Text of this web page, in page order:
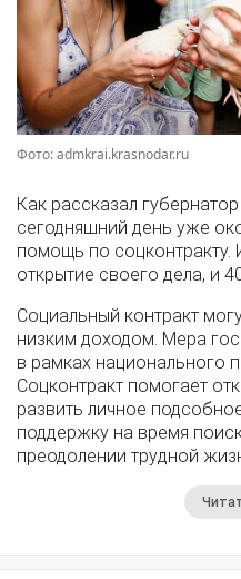
Фото: admkrai.krasnodar.ru
Как рассказал
сегодняшний день уже
помощь по соцконтракту.
открытие своего дела, и
Социальный контракт
низким доходом. Мера
в рамках национального
Соцконтракт помогает
развить личное
поддержку на время
преодолении трудной